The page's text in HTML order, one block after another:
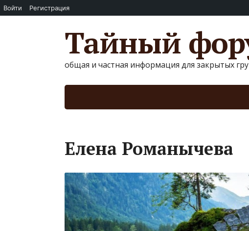
Войти Регистрация
Тайный
общая и частная информация для закрытых
Елена Романычева